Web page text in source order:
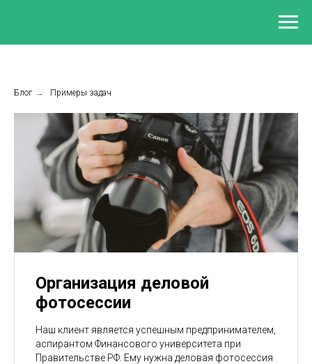
Блог → Примеры задач
Организация деловой
фотосессии
Наш клиент является успешным предпринимателем,
аспирантом Финансового университета при
Правительстве РФ. Ему нужна деловая фотосессия